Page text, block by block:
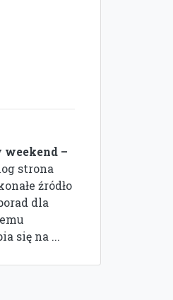
weekend –
strona
źródło
dla
się na ...